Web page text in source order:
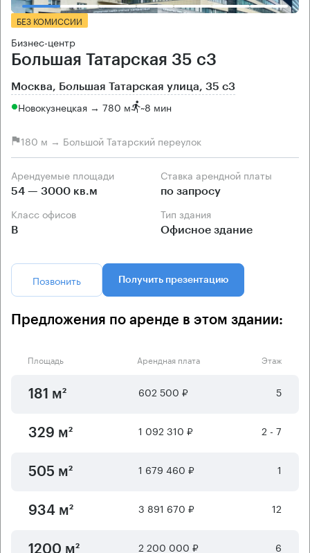
БЕЗ КОМИССИИ
Бизнес-центр
Большая Татарская 35 с3
Москва, Большая Татарская улица, 35 с3
Новокузнецкая → 780 м ~8 мин
180 м → Большой Татарский переулок
Арендуемые площади
54 — 3000 кв.м
Ставка арендной платы
по запросу
Класс офисов
B
Тип здания
Офисное здание
Позвонить Получить презентацию
Предложения по аренде в этом здании:
Площадь Арендная плата Этаж
181 м² 602 500 ₽ 5
329 м² 1 092 310 ₽ 2 - 7
505 м² 1 679 460 ₽ 1
934 м² 3 891 670 ₽ 12
1200 м² 2 200 000 ₽ 6